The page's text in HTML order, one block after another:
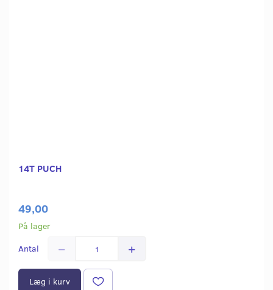
14T PUCH
49,00
På lager
Antal
Læg i kurv